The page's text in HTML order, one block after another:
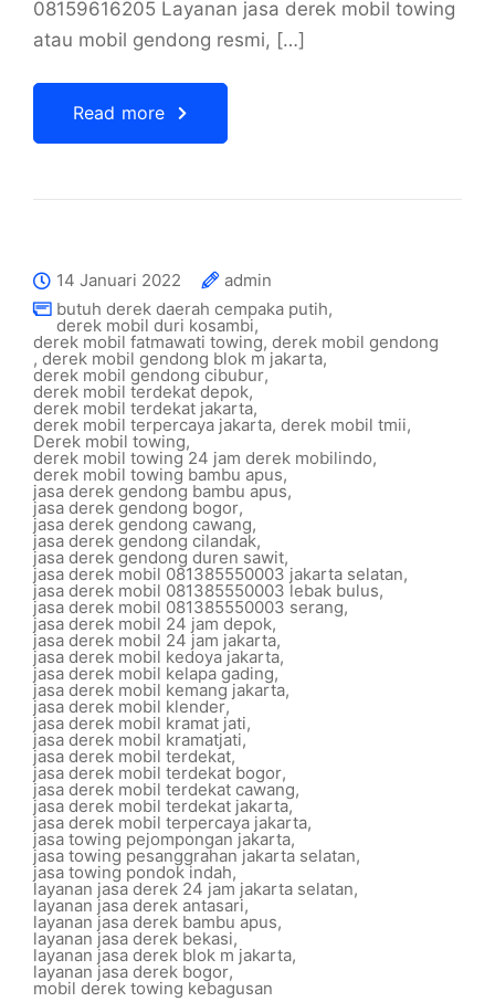
08159616205 Layanan jasa derek mobil towing
atau mobil gendong resmi, […]
Read more
14 Januari 2022
admin
butuh derek daerah cempaka putih,
derek mobil duri kosambi,
derek mobil fatmawati towing, derek mobil gendong
, derek mobil gendong blok m jakarta,
derek mobil gendong cibubur,
derek mobil terdekat depok,
derek mobil terdekat jakarta,
derek mobil terpercaya jakarta, derek mobil tmii,
Derek mobil towing,
derek mobil towing 24 jam derek mobilindo,
derek mobil towing bambu apus,
jasa derek gendong bambu apus,
jasa derek gendong bogor,
jasa derek gendong cawang,
jasa derek gendong cilandak,
jasa derek gendong duren sawit,
jasa derek mobil 081385550003 jakarta selatan,
jasa derek mobil 081385550003 lebak bulus,
jasa derek mobil 081385550003 serang,
jasa derek mobil 24 jam depok,
jasa derek mobil 24 jam jakarta,
jasa derek mobil kedoya jakarta,
jasa derek mobil kelapa gading,
jasa derek mobil kemang jakarta,
jasa derek mobil klender,
jasa derek mobil kramat jati,
jasa derek mobil kramatjati,
jasa derek mobil terdekat,
jasa derek mobil terdekat bogor,
jasa derek mobil terdekat cawang,
jasa derek mobil terdekat jakarta,
jasa derek mobil terpercaya jakarta,
jasa towing pejompongan jakarta,
jasa towing pesanggrahan jakarta selatan,
jasa towing pondok indah,
layanan jasa derek 24 jam jakarta selatan,
layanan jasa derek antasari,
layanan jasa derek bambu apus,
layanan jasa derek bekasi,
layanan jasa derek blok m jakarta,
layanan jasa derek bogor,
mobil derek towing kebagusan